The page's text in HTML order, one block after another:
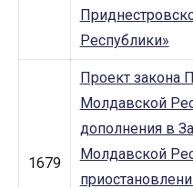
Республики»
1679
Проект закона
Молдавской
дополнения в
Молдавской